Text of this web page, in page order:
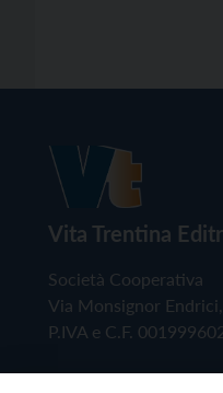
Vita Trentina
Società Cooperativa
Via Monsignor
P.IVA e C.F.